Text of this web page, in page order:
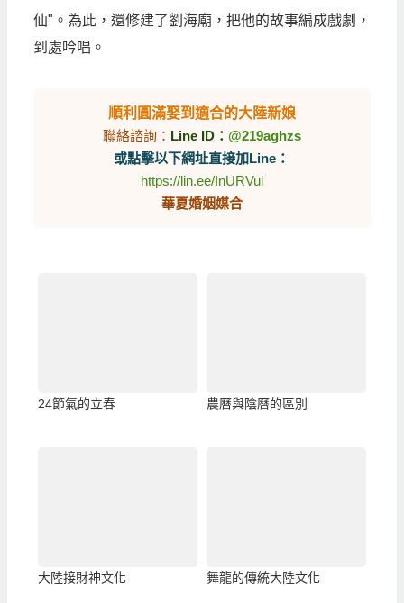
仙"。為此，還修建了劉海廟，把他的故事編成戲劇，
到處吟唱。
順利圓滿娶到適合的大陸新娘
聯絡諮詢： Line ID： @219aghzs
或點擊以下網址直接加Line：
https://lin.ee/InURVui
華夏婚姻媒合
24節氣的立春 農曆與陰曆的區別
大陸接財神文化 舞龍的傳統大陸文化